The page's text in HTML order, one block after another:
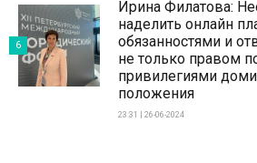
Ирина Филатова:
наделить онлайн
обязанностями и
не только правом
привилегиями
положения
23:31 | 26-06-2024
6